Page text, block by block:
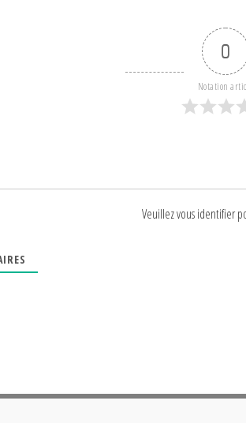
0
Notation
Veuillez vous identifier